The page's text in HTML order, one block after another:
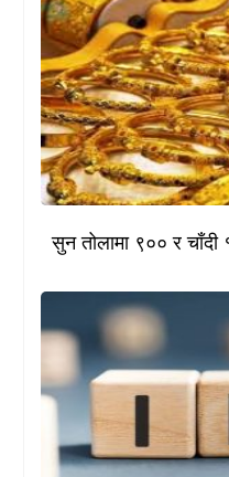
सुन तोलामा ९०० र चाँदी